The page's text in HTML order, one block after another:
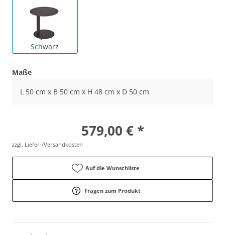
Schwarz
Maße
L 50 cm x B 50 cm x H 48 cm x D 50 cm
579,00 € *
zzgl. Liefer-/Versandkosten
Auf die Wunschliste
Fragen zum Produkt